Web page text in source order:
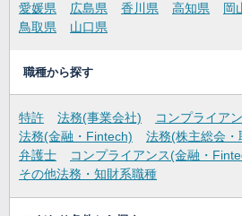
愛媛県 広島県 香川県 高知県 岡
鳥取県
山口県
職種から探す
特許 法務(事業会社)
コンプライア
法務(金融・Fintech)
法務(株主総会・
弁護士
コンプライアンス(金融・
その他法務・知財系職種